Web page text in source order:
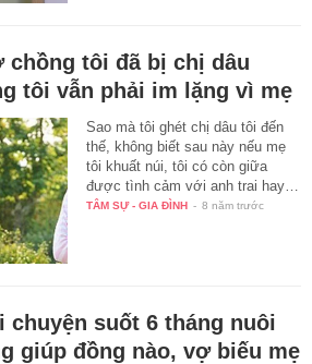
chồng tôi đã bị chị dâu
tôi vẫn phải im lặng vì mẹ
Sao mà tôi ghét chị dâu tôi đến
thế, không biết sau này nếu mẹ
tôi khuất núi, tôi có còn giữa
được tình cảm với anh trai hay…
TÂM SỰ - GIA ĐÌNH - 8 năm trước
chuyện suốt 6 tháng nuôi
giúp đồng nào, vợ biếu mẹ